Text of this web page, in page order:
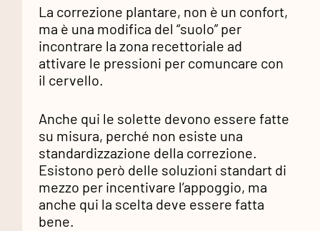
La correzione plantare, non è un confort,
ma è una modifica del “suolo” per
incontrare la zona recettoriale ad
attivare le pressioni per comuncare con
il cervello.
Anche qui le solette devono essere fatte
su misura, perché non esiste una
standardizzazione della correzione.
Esistono però delle soluzioni standart di
mezzo per incentivare l’appoggio, ma
anche qui la scelta deve essere fatta
bene.